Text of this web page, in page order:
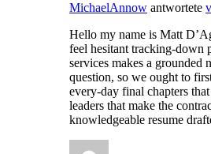
MichaelAnnow antwortete
Hello my name is Matt
feel hesitant tracking-down
services makes a grounded
question, so we ought to
every-day final chapters
leaders that make the
knowledgeable resume